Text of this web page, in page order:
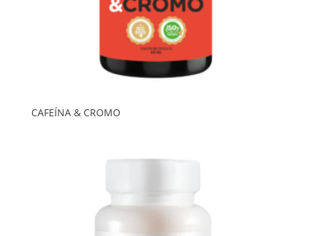
CAFEÍNA & CROMO